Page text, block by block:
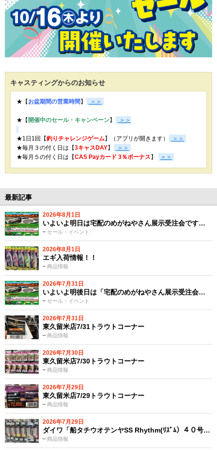
キャスティングからのお知らせ
★【お盆期間の営業時間】 ＞＞
★【開催中のセール・キャンペーン】 ＞＞
★1日1回【釣りチャレンジゲーム】（アプリが開きます）
＞＞
★毎月３の付く日は【3キャスDAY】
＞＞
★毎月５の付く日は【CAS Payカード 3％ボーナス】 ＞＞
最新記事
2026年8月1日
セール・イベント
いよいよ明日は宅配のめがねやさん展示受注会です…
2026年8月1日
商品情報
エギ入荷情報！！
2026年7月31日
セール・イベント
いよいよ明後日は「宅配のめがねやさん展示受注会…
2026年7月31日
商品情報
東久留米店7/31トラウトコーナー
2026年7月30日
商品情報
東久留米店7/30トラウトコーナー
2026年7月29日
商品情報
東久留米店7/29トラウトコーナー
2026年7月29日
商品情報
ダイワ「船タチウオテンヤSS Rhythm(ﾘｽﾞﾑ）４０号…